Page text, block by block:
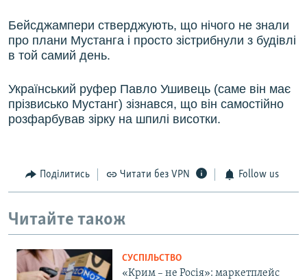
Бейсджампери стверджують, що нічого не знали
про плани Мустанга і просто зістрибнули з будівлі
в той самий день.
Український руфер Павло Ушивець (саме він має
прізвисько Мустанг) зізнався, що він самостійно
розфарбував зірку на шпилі висотки.
Поділитись Читати без VPN Follow us
Читайте також
СУСПІЛЬСТВО
«Крим – не Росія»: маркетплейс